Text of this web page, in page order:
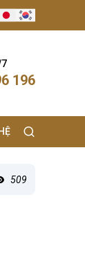
196
509